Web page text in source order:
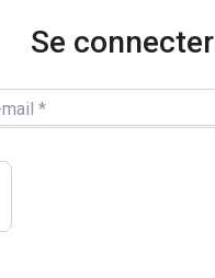
Se connecter
mail*